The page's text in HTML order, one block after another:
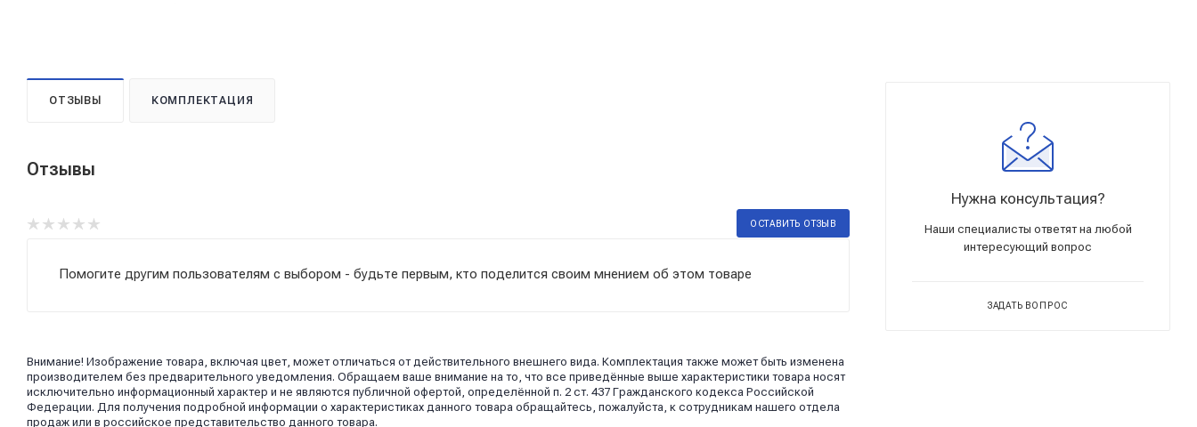
ОТЗЫВЫ КОМПЛЕКТАЦИЯ
Отзывы
ОСТАВИТЬ ОТЗЫВ
Помогите другим пользователям с выбором - будьте первым, кто поделится своим мнением об этом товаре
Внимание! Изображение товара, включая цвет, может отличаться от действительного внешнего вида. Комплектация также может быть изменена
производителем без предварительного уведомления. Обращаем ваше внимание на то, что все приведённые выше характеристики товара носят
исключительно информационный характер и не являются публичной офертой, определённой п. 2 ст. 437 Гражданского кодекса Российской
Федерации. Для получения подробной информации о характеристиках данного товара обращайтесь, пожалуйста, к сотрудникам нашего отдела
продаж или в российское представительство данного товара.
Нужна консультация?
Наши специалисты ответят на любой
интересующий вопрос
ЗАДАТЬ ВОПРОС